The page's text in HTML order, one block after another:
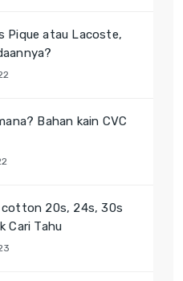
Pique atau Lacoste,
Bahan kain CVC
cotton 20s, 24s, 30s
Cari Tahu